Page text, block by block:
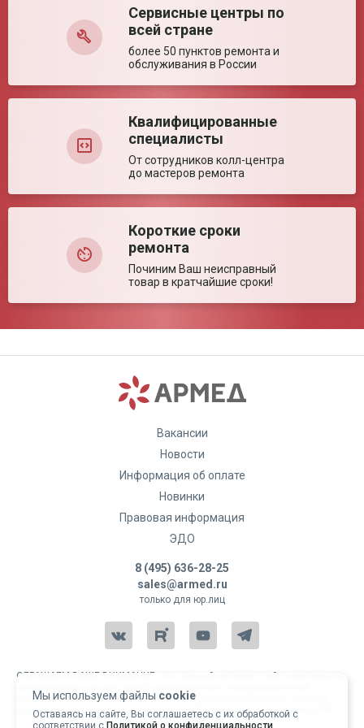
Диапазон угла
тазобедренной
0-50 °
Диапазон угла
0-(-10)-(-20) °
Ключевые преимущества
нравится
Бюджетная кровать производства РФ с
возможностью регулировки высоты ложа.
Оставить отзыв
Сервисные центры по
всей стране
более 50 пунктов ремонта и
обслуживания в России
Квалифицированные
специалисты
От сотрудников колл-центра
до мастеров ремонта
Короткие сроки
ремонта
Починим Ваш неисправный
товар в кратчайшие сроки!
Мы используем файлы cookie
Оставаясь на сайте, Вы соглашаетесь с их обработкой с
соответствии с Политикой о конфиденциальности
Вакансии
Новости
Информация об оплате
Новинки
Правовая информация
ЭДО
8 (495) 636-28-25
sales@armed.ru
только для юр.лиц
ОБРАЩАЕМ ВАШЕ ВНИМАНИЕ, что данный интернет-сайт и материалы,
характер и ни при каких условиях не являются публичной офертой,
определяемой положениями статьи 437 Гражданского кодекса РФ.